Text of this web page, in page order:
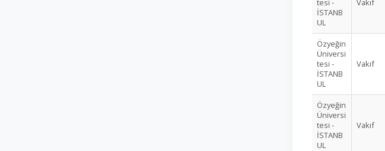
tesi -
İSTANB
UL
Vakıf
Özyeğin
Üniversi
tesi -
İSTANB
UL
Vakıf
Özyeğin
Üniversi
tesi -
İSTANB
UL
Vakıf